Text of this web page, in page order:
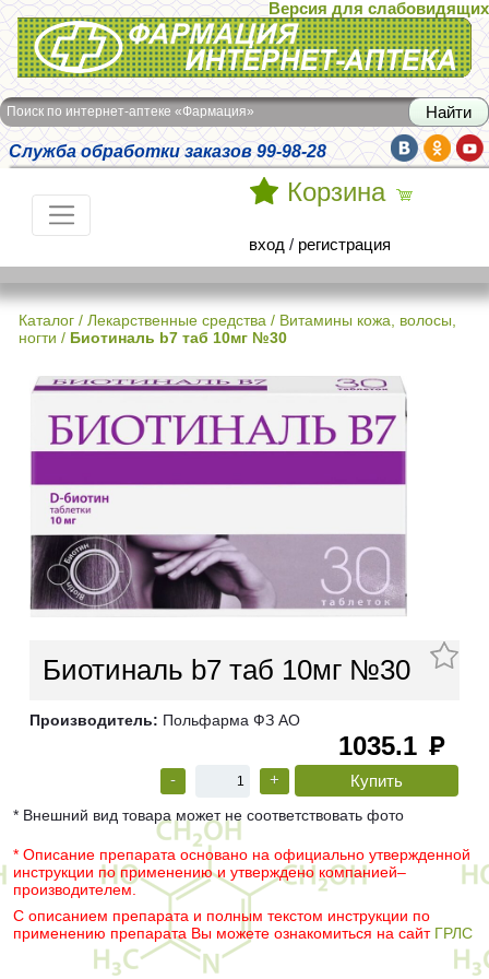
Интернет-аптека Фармация
Версия для слабовидящих
Поиск по интернет-аптеке «Фармация»
Служба обработки заказов 99-98-28
Корзина
вход / регистрация
Каталог / Лекарственные средства / Витамины кожа, волосы,
ногти / Биотиналь b7 таб 10мг №30
Биотиналь b7 таб 10мг №30
Производитель: Польфарма ФЗ АО
1035.1 руб
- +
* Внешний вид товара может не соответствовать фото
* Описание препарата основано на официально утвержденной
инструкции по применению и утверждено компанией–
производителем.
С описанием препарата и полным текстом инструкции по
применению препарата Вы можете ознакомиться на сайт ГРЛС